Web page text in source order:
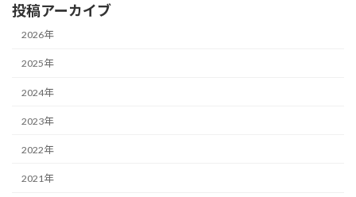
投稿アーカイブ
2026年
2025年
2024年
2023年
2022年
2021年